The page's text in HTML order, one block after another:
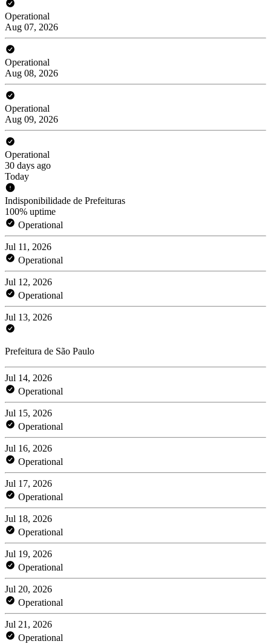
Operational
Aug 07, 2026
Operational
Aug 08, 2026
Operational
Aug 09, 2026
Operational
30 days ago
Today
Indisponibilidade de Prefeituras
100% uptime
Operational
Jul 11, 2026
Operational
Jul 12, 2026
Operational
Jul 13, 2026
Prefeitura de São Paulo
Jul 14, 2026
Operational
Jul 15, 2026
Operational
Jul 16, 2026
Operational
Jul 17, 2026
Operational
Jul 18, 2026
Operational
Jul 19, 2026
Operational
Jul 20, 2026
Operational
Jul 21, 2026
Operational